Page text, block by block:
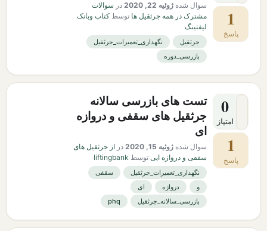
1
پاسخ
سوال شده ژوئیه 22, 2020 در سوالات
مشترک در همه جرثقیل ها توسط کتاب وبانک
لیفتینگ
جرثقیل
نگهداری_تعمیرات_جرثقیل
بازرسی_دوره
0
امتیاز
1
پاسخ
تست های بازرسی سالانه
جرثقیل های سقفی و دروازه
ای
سوال شده ژوئیه 15, 2020 در از جرثقیل های
سقفی و دروازه ایی توسط liftingbank
نگهداری_تعمیرات_جرثقیل
سقفی
و
دروازه
ای
بازرسی_سالانه_جرثقیل
phq